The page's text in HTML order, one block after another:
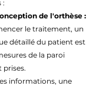
:
de l'orthèse :
le traitement, un
détaillé du patient est
de la paroi
prises.
informations, une